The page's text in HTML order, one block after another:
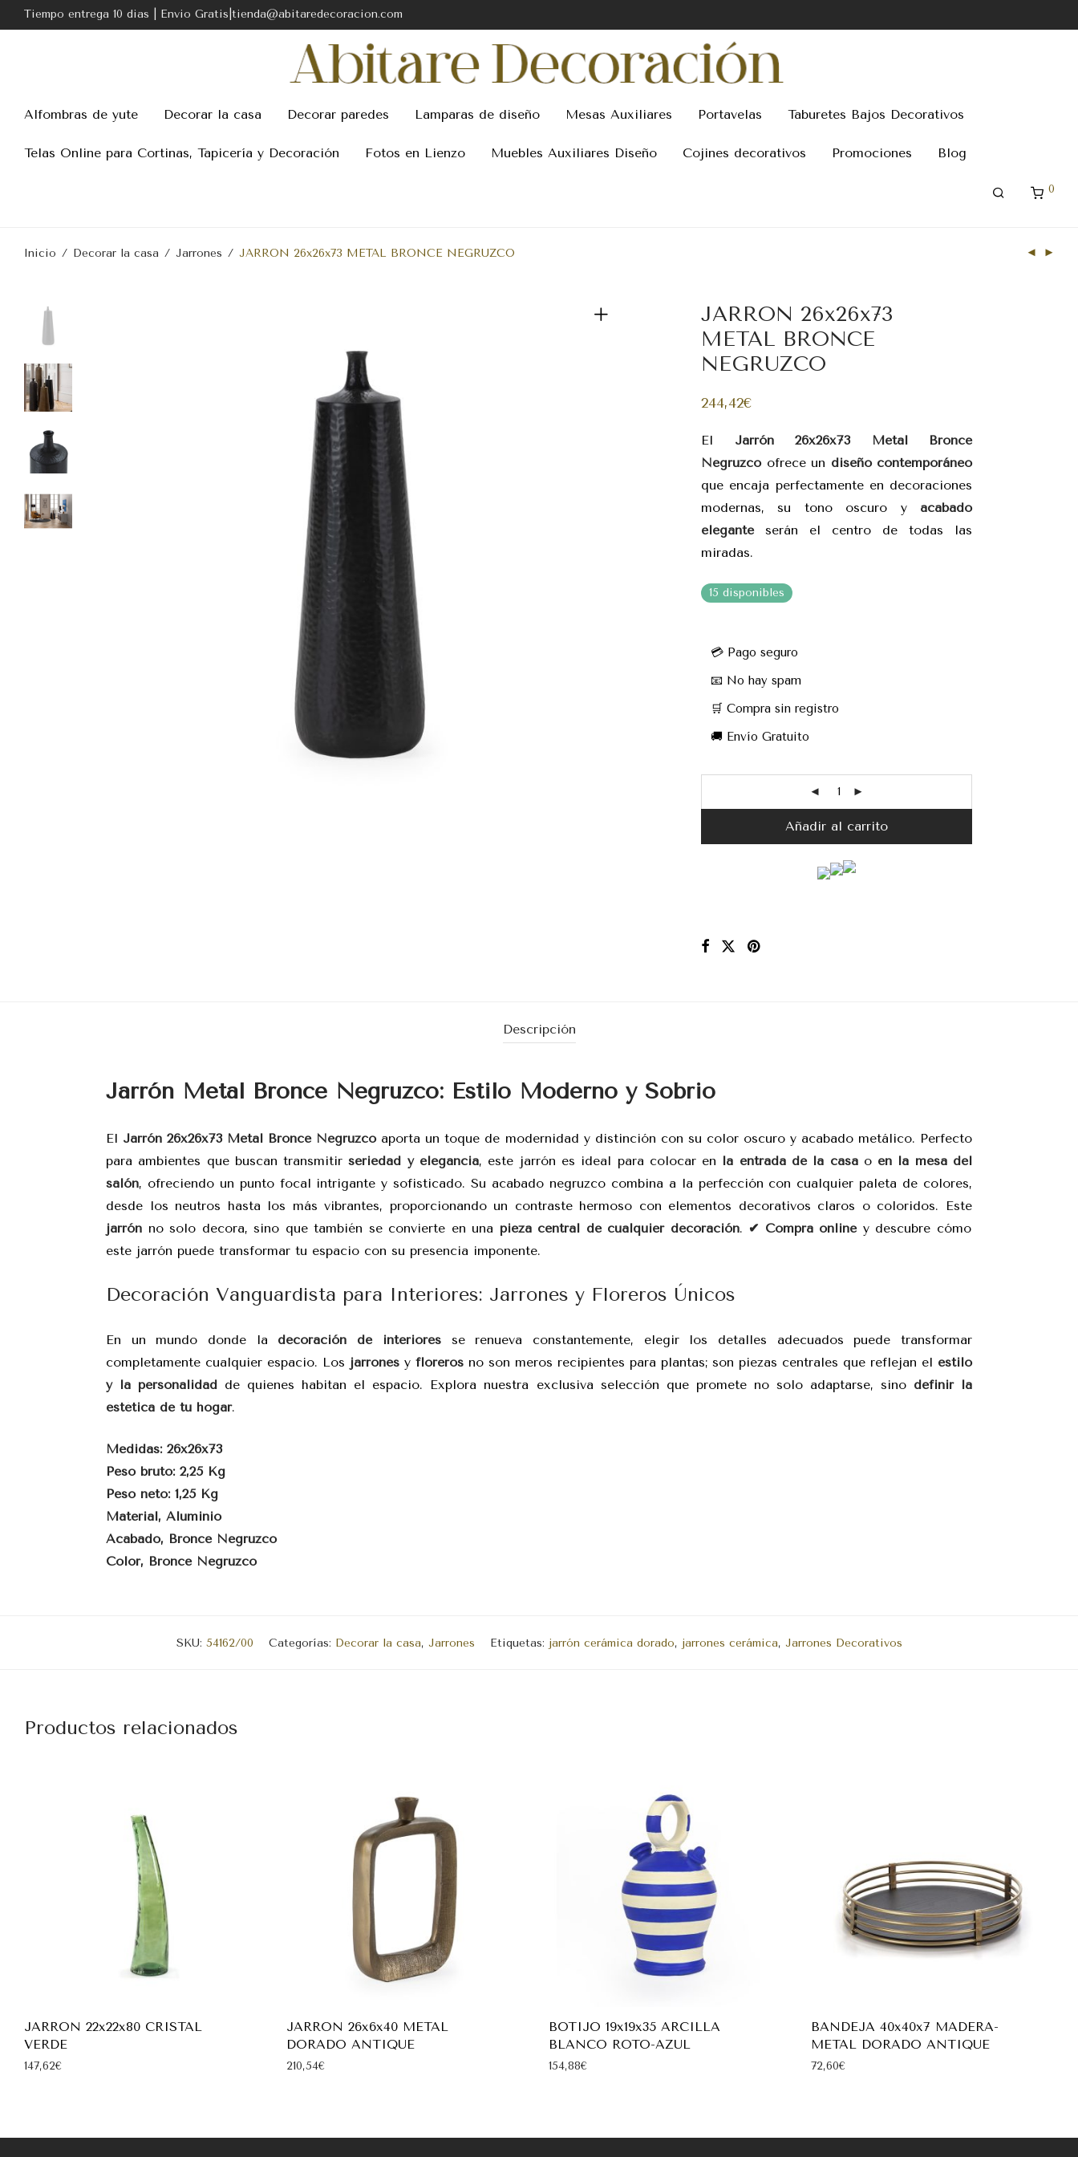
Tiempo entrega 10 dias | Envio Gratis|tienda@abitaredecoracion.com
Alfombras de yute Decorar la casa Decorar paredes Lamparas de diseño Mesas Auxiliares Portavelas Taburetes Bajos Decorativos
Telas Online para Cortinas, Tapicería y Decoración Fotos en Lienzo Muebles Auxiliares Diseño Cojines decorativos Promociones Blog
0
Inicio / Decorar la casa / Jarrones / JARRON 26x26x73 METAL BRONCE NEGRUZCO
JARRON 26x26x73
METAL BRONCE
NEGRUZCO
244,42€
El Jarrón 26x26x73 Metal Bronce
Negruzcoofrece un diseño contemporáneo
que encaja perfectamente en decoraciones
modernas, su tono oscuro y acabado
eleganteserán el centro de todas las
miradas.
15 disponibles
💳 Pago seguro
📧 No hay spam
🛒 Compra sin registro
🚚 Envío Gratuito
Añadir al carrito
Descripción
Jarrón Metal Bronce Negruzco: Estilo Moderno y Sobrio
El Jarrón 26x26x73 Metal Bronce Negruzcoaporta un toque de modernidad y distinción con su color oscuro y acabado metálico. Perfecto
para ambientes que buscan transmitirseriedad y elegancia, este jarrón es ideal para colocar en la entrada de la casao en la mesa del
salón, ofreciendo un punto focal intrigante y sofisticado. Su acabado negruzco combina a la perfección con cualquier paleta de colores,
desde los neutros hasta los más vibrantes, proporcionando un contraste hermoso con elementos decorativos claros o coloridos. Este
jarrón no solo decora, sino que también se convierte en una pieza central de cualquier decoración. ✔ Compra onliney descubre cómo
este jarrón puede transformar tu espacio con su presencia imponente.
Decoración Vanguardista para Interiores: Jarrones y Floreros Únicos
En un mundo donde la decoración de interioresse renueva constantemente, elegir los detalles adecuados puede transformar
completamente cualquier espacio. Los jarrones y floreros no son meros recipientes para plantas; son piezas centrales que reflejan el estilo
y la personalidad de quienes habitan el espacio. Explora nuestra exclusiva selección que promete no solo adaptarse, sinodefinir la
estética de tu hogar.
Medidas: 26x26x73
Peso bruto: 2,25 Kg
Peso neto: 1,25 Kg
Material, Aluminio
Acabado, Bronce Negruzco
Color, Bronce Negruzco
SKU: 54162/00 Categorías: Decorar la casa, Jarrones Etiquetas: jarrón cerámica dorado, jarrones cerámica, Jarrones Decorativos
Productos relacionados
JARRON 22x22x80 CRISTAL
VERDE
147,62€
JARRON 26x6x40 METAL
DORADO ANTIQUE
210,54€
BOTIJO 19x19x35 ARCILLA
BLANCO ROTO-AZUL
154,88€
BANDEJA 40x40x7 MADERA-
METAL DORADO ANTIQUE
72,60€